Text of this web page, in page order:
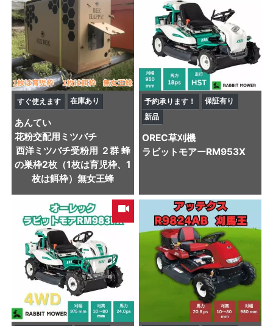
すぐ使えます 在庫あり
あんてい
花粉交配用ミツバチ
西洋ミツバチ受粉用 ２群 蜂
の巣枠2枚（1枚は育児枠、1
枚は餌枠）無女王蜂
予約承ります！
保証有り
新品
OREC草刈機
ラビットモアーRM953X